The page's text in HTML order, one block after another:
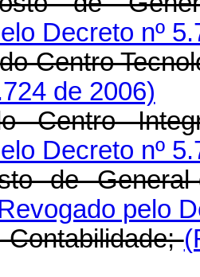
Decreto nº
Centro
de 2006)
Centro
Decreto nº
de General-
pelo
Contabilidade;